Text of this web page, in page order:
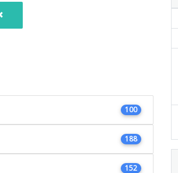
100
188
152